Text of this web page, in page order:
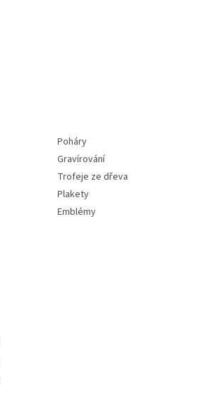
Poháry
Gravírování
Trofeje ze dřeva
Plakety
Emblémy